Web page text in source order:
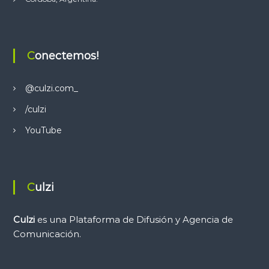
Conectemos!
@culzi.com_
/culzi
YouTube
Culzi
Culzi es una Plataforma de Difusión y Agencia de
Comunicación.